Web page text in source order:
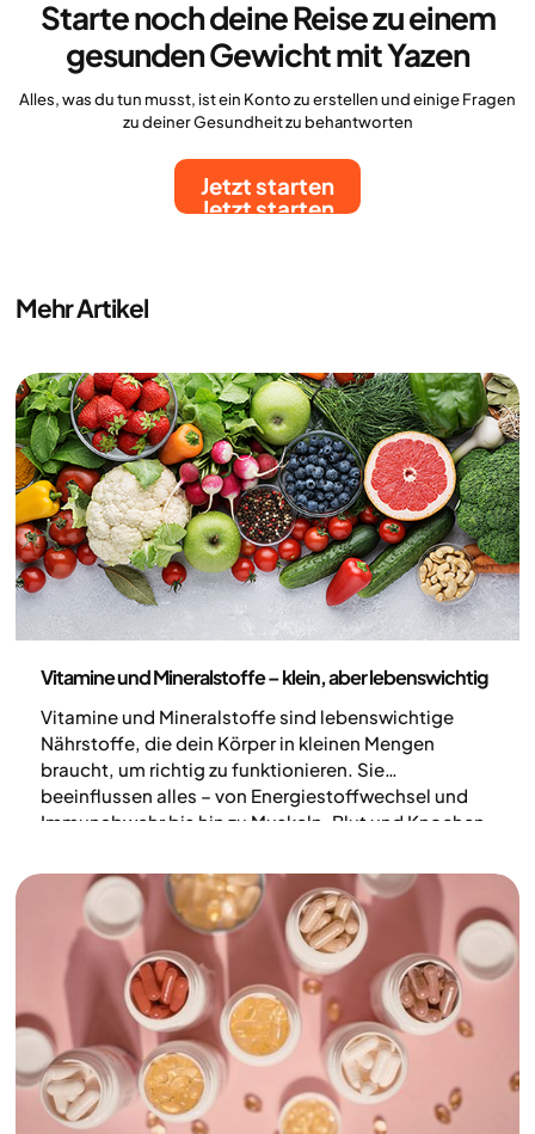
Starte noch deine Reise zu einem
gesunden Gewicht mit Yazen
Alles, was du tun musst, ist ein Konto zu erstellen und einige Fragen
zu deiner Gesundheit zu behantworten
Jetzt starten
Jetzt starten
Mehr Artikel
Vitamine und Mineralstoffe – klein, aber lebenswichtig
Vitamine und Mineralstoffe sind lebenswichtige
Nährstoffe, die dein Körper in kleinen Mengen
braucht, um richtig zu funktionieren. Sie
beeinflussen alles – von Energiestoffwechsel und
Immunabwehr bis hin zu Muskeln, Blut und Knochen.